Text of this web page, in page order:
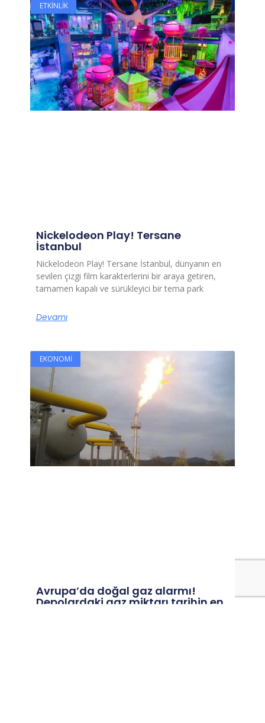
ETKINLIK
Nickelodeon Play! Tersane
İstanbul
Nickelodeon Play! Tersane İstanbul, dünyanın en
sevilen çizgi film karakterlerini bir araya getiren,
tamamen kapalı ve sürükleyici bir tema park
Devamı
EKONOMI
Avrupa’da doğal gaz alarmı!
Depolardaki gaz miktarı tarihin en